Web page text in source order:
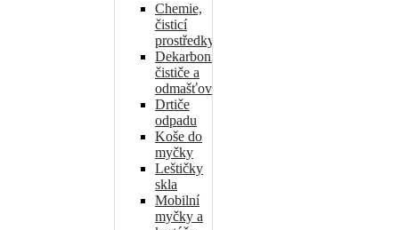
Chemie,
čisticí
prostředky
Dekarbonizační
čističe a
odmašťovače
Drtiče
odpadu
Koše do
myčky
Leštičky
skla
Mobilní
myčky a